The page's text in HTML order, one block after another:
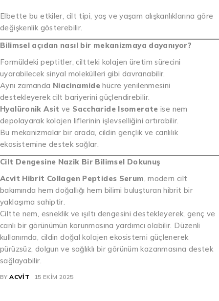
Elbette bu etkiler, cilt tipi, yaş ve yaşam alışkanlıklarına göre
değişkenlik gösterebilir.
Bilimsel açıdan nasıl bir mekanizmaya dayanıyor?
Formüldeki peptitler, ciltteki kolajen üretim sürecini
uyarabilecek sinyal molekülleri gibi davranabilir.
Aynı zamanda Niacinamide hücre yenilenmesini
destekleyerek cilt bariyerini güçlendirebilir.
Hyalüronik Asit ve Saccharide Isomerate ise nem
depolayarak kolajen liflerinin işlevselliğini artırabilir.
Bu mekanizmalar bir arada, cildin gençlik ve canlılık
ekosistemine destek sağlar.
Cilt Dengesine Nazik Bir Bilimsel Dokunuş
Acvit Hibrit Collagen Peptides Serum, modern cilt
bakımında hem doğallığı hem bilimi buluşturan hibrit bir
yaklaşıma sahiptir.
Ciltte nem, esneklik ve ışıltı dengesini destekleyerek, genç ve
canlı bir görünümün korunmasına yardımcı olabilir. Düzenli
kullanımda, cildin doğal kolajen ekosistemi güçlenerek
pürüzsüz, dolgun ve sağlıklı bir görünüm kazanmasına destek
sağlayabilir.
BY ACVIT 15 EKIM 2025